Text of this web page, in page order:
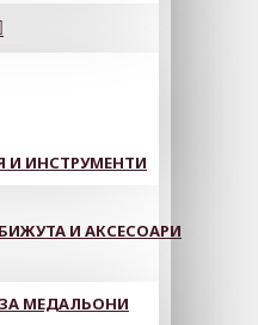
И ИНСТРУМЕНТИ
И АКСЕСОАРИ
МЕДАЛЬОНИ